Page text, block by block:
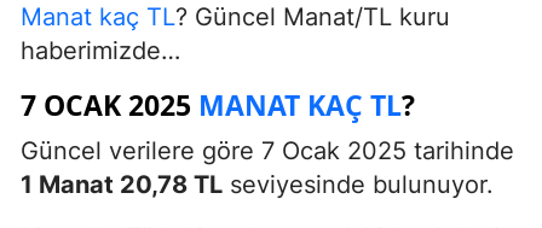
Manat kaç TL? Güncel Manat/TL kuru
haberimizde…
7 OCAK 2025 MANAT KAÇ TL?
Güncel verilere göre 7 Ocak 2025 tarihinde
1 Manat 20,78 TL seviyesinde bulunuyor.